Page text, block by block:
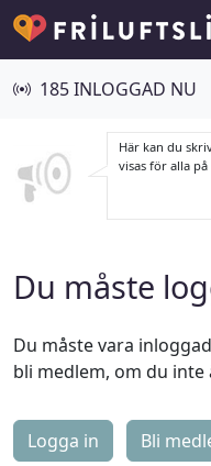
185 INLOGGAD NU
Här kan du
visas för alla
Du måste
Du måste vara
bli medlem, om du inte
Logga in